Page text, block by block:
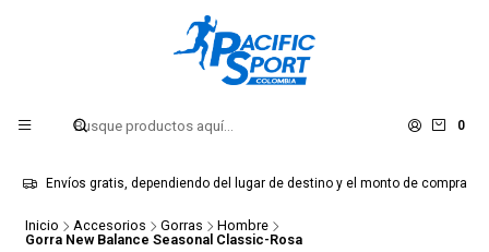
0
Envíos gratis, dependiendo del lugar de destino y el monto de compra
Inicio Accesorios Gorras
Hombre
Gorra New Balance Seasonal Classic-Rosa